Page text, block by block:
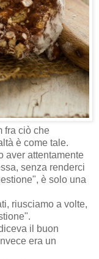
fra ciò che
è come tale.
aver attentamente
senza renderci
è solo una
riusciamo a volte,
il buon
era un